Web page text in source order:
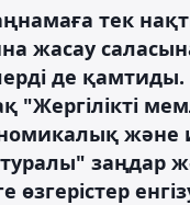
тек
жасау
де қамтиды.
және
туралы" заңдар
өзгерістер